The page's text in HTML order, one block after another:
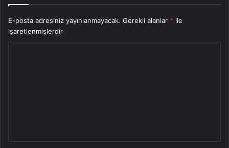
E-posta adresiniz yayınlanmayacak. Gerekli alanlar * ile
işaretlenmişlerdir